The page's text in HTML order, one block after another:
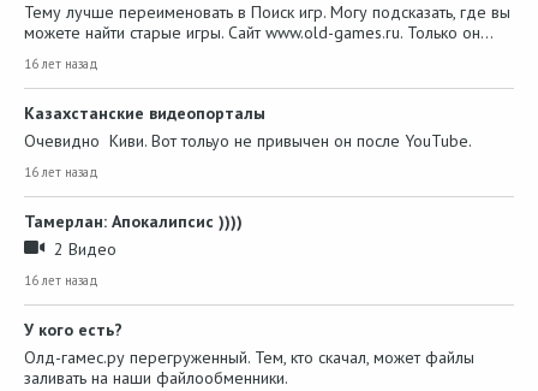
Тему лучше переименовать в Поиск игр. Могу подсказать, где вы
можете найти старые игры. Сайт www.old-games.ru. Только он…
16 лет назад
Казахстанские видеопорталы
Очевидно Киви. Вот тольуо не привычен он после YouTube.
16 лет назад
Тамерлан: Апокалипсис ))))
2 Видео
16 лет назад
У кого есть?
Олд-гамес.ру перегруженный. Тем, кто скачал, может файлы
заливать на наши файлообменники.